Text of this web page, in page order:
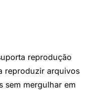
reprodução
reproduzir arquivos
sem mergulhar em